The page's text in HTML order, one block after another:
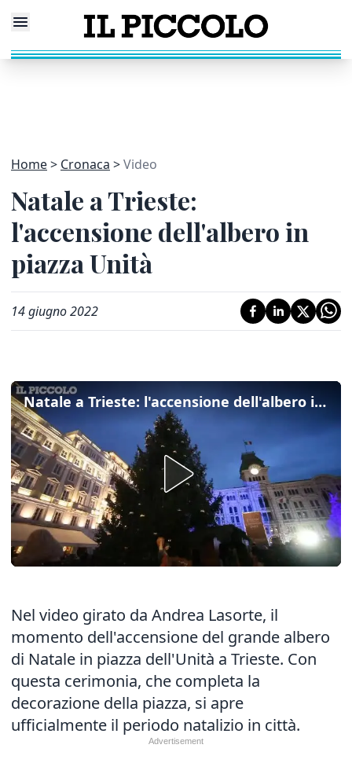
Home Cronaca Video
Natale a Trieste:
l'accensione dell'albero in
piazza Unità
14 giugno 2022
Natale a Trieste: l'accensione dell'albero in piazza Unità
Nel video girato da Andrea Lasorte, il
momento dell'accensione del grande albero
di Natale in piazza dell'Unità a Trieste. Con
questa cerimonia, che completa la
decorazione della piazza, si apre
ufficialmente il periodo natalizio in città.